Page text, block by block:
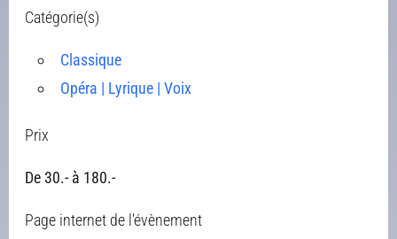
Catégorie(s)
Classique
Opéra | Lyrique | Voix
Prix
De 30.- à 180.-
Page internet de l'évènement